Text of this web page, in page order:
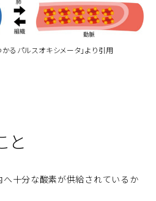
るパルスオキシメータ」より引用
と
へ十分な酸素が供給されているか